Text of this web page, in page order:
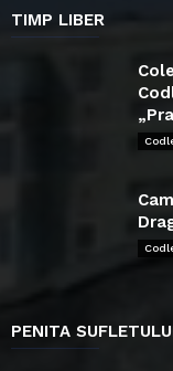
TIMP LIBER
PENITA